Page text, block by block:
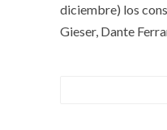
diciembre) los
Gieser, Dante